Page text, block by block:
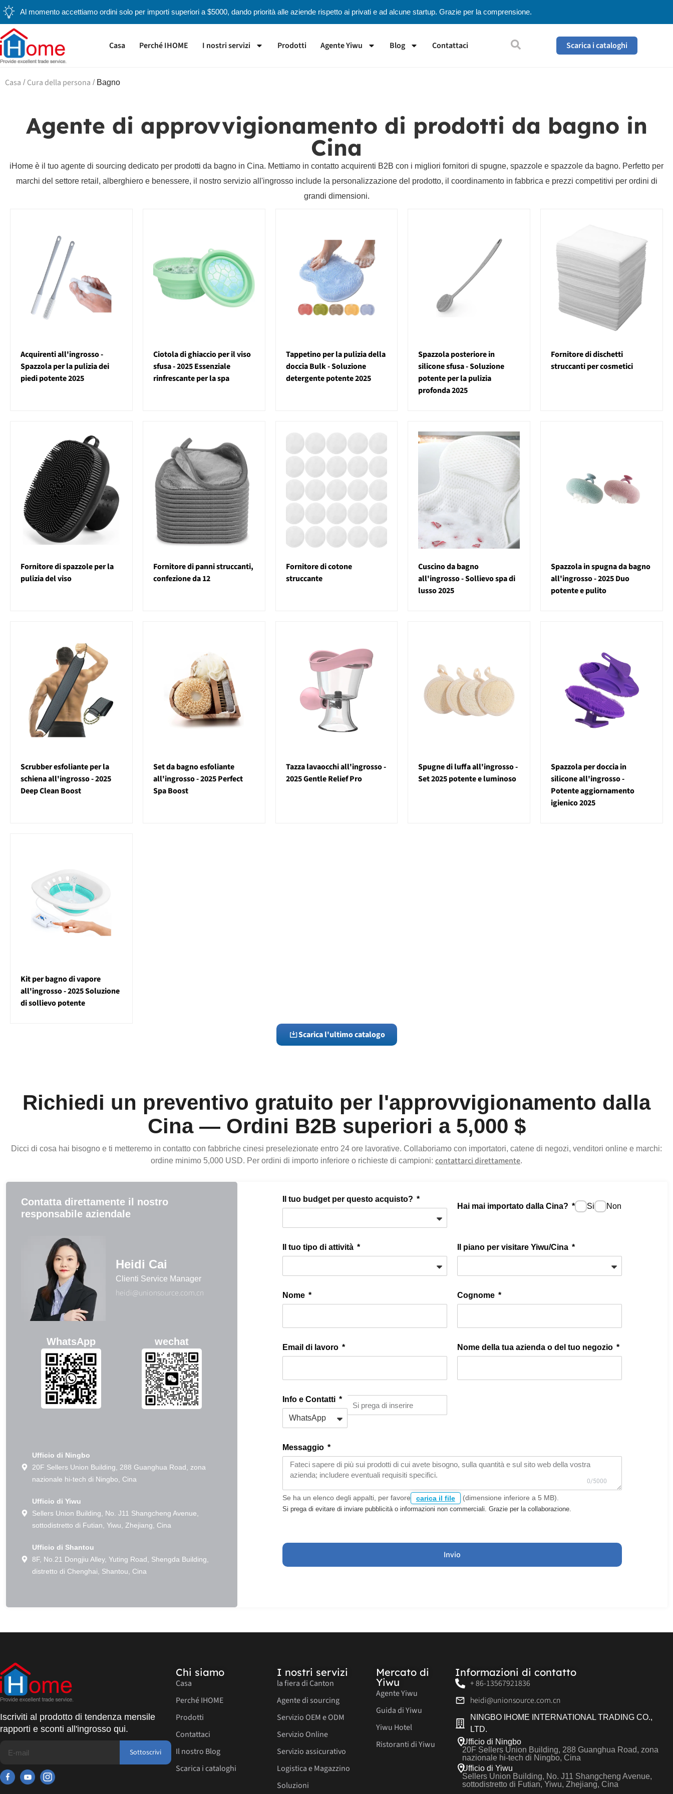
Al momento accettiamo ordini solo per importi superiori a $5000, dando priorità alle aziende rispetto ai privati ​​e ad alcune startup. Grazie per la comprensione.
Casa Perché IHOME I nostri servizi Prodotti Agente Yiwu Blog Contattaci Scarica i cataloghi
Casa / Cura della persona / Bagno
Agente di approvvigionamento di prodotti da bagno in
Cina
iHome è il tuo agente di sourcing dedicato per prodotti da bagno in Cina. Mettiamo in contatto acquirenti B2B con i migliori fornitori di spugne, spazzole e spazzole da bagno. Perfetto per
marchi del settore retail, alberghiero e benessere, il nostro servizio all'ingrosso include la personalizzazione del prodotto, il coordinamento in fabbrica e prezzi competitivi per ordini di
grandi dimensioni.
Acquirenti all'ingrosso -
Spazzola per la pulizia dei
piedi potente 2025
Ciotola di ghiaccio per il viso
sfusa - 2025 Essenziale
rinfrescante per la spa
Tappetino per la pulizia della
doccia Bulk - Soluzione
detergente potente 2025
Spazzola posteriore in
silicone sfusa - Soluzione
potente per la pulizia
profonda 2025
Fornitore di dischetti
struccanti per cosmetici
Fornitore di spazzole per la
pulizia del viso
Fornitore di panni struccanti,
confezione da 12
Fornitore di cotone
struccante
Cuscino da bagno
all'ingrosso - Sollievo spa di
lusso 2025
Spazzola in spugna da bagno
all'ingrosso - 2025 Duo
potente e pulito
Scrubber esfoliante per la
schiena all'ingrosso - 2025
Deep Clean Boost
Set da bagno esfoliante
all'ingrosso - 2025 Perfect
Spa Boost
Tazza lavaocchi all'ingrosso -
2025 Gentle Relief Pro
Spugne di luffa all'ingrosso -
Set 2025 potente e luminoso
Spazzola per doccia in
silicone all'ingrosso -
Potente aggiornamento
igienico 2025
Kit per bagno di vapore
all'ingrosso - 2025 Soluzione
di sollievo potente
Scarica l'ultimo catalogo
Richiedi un preventivo gratuito per l'approvvigionamento dalla
Cina — Ordini B2B superiori a 5,000 $
Dicci di cosa hai bisogno e ti metteremo in contatto con fabbriche cinesi preselezionate entro 24 ore lavorative. Collaboriamo con importatori, catene di negozi, venditori online e marchi:
ordine minimo 5,000 USD. Per ordini di importo inferiore o richieste di campioni: contattarci direttamente.
Contatta direttamente il nostro
responsabile aziendale
Heidi Cai
Clienti Service Manager
heidi@unionsource.com.cn
WhatsApp wechat
Ufficio di Ningbo
20F Sellers Union Building, 288 Guanghua Road, zona
nazionale hi-tech di Ningbo, Cina
Ufficio di Yiwu
Sellers Union Building, No. J11 Shangcheng Avenue,
sottodistretto di Futian, Yiwu, Zhejiang, Cina
Ufficio di Shantou
8F, No.21 Dongjiu Alley, Yuting Road, Shengda Building,
distretto di Chenghai, Shantou, Cina
Il tuo budget per questo acquisto?
Hai mai importato dalla Cina?
Si Non
Il tuo tipo di attività Il piano per visitare Yiwu/Cina
Nome Cognome
Email di lavoro Nome della tua azienda o del tuo negozio
Info e Contatti
Messaggio
Se ha un elenco degli appalti, per favore carica il file (dimensione inferiore a 5 MB).
Si prega di evitare di inviare pubblicità o informazioni non commerciali. Grazie per la collaborazione.
Invio
Iscriviti al prodotto di tendenza mensile
rapporti e sconti all'ingrosso qui.
Sottoscrivi
Chi siamo
Casa
Perché IHOME
Prodotti
Contattaci
Il nostro Blog
Scarica i cataloghi
I nostri servizi
la fiera di Canton
Agente di sourcing
Servizio OEM e ODM
Servizio Online
Servizio assicurativo
Logistica e Magazzino
Soluzioni
Mercato di
Yiwu
Agente Yiwu
Guida di Yiwu
Yiwu Hotel
Ristoranti di Yiwu
Informazioni di contatto
+ 86-13567921836
heidi@unionsource.com.cn
NINGBO IHOME INTERNATIONAL TRADING CO.,
LTD.
Ufficio di Ningbo
20F Sellers Union Building, 288 Guanghua Road, zona
nazionale hi-tech di Ningbo, Cina
Ufficio di Yiwu
Sellers Union Building, No. J11 Shangcheng Avenue,
sottodistretto di Futian, Yiwu, Zhejiang, Cina